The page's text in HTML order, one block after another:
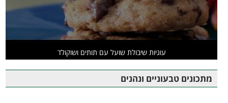
עוגיות שיבולת שועל עם תותים ושוקולד
מתכונים טבעוניים ונהנים